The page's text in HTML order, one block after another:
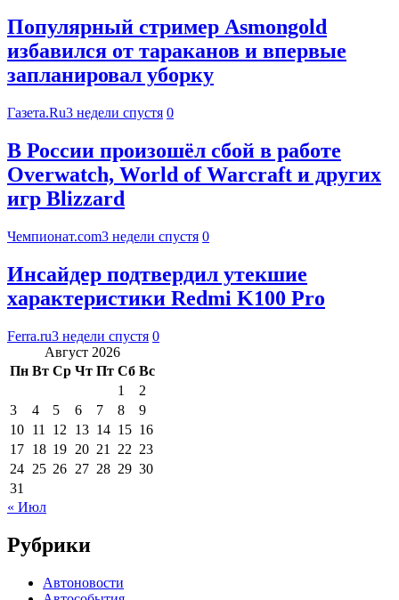
Популярный стример Asmongold
избавился от тараканов и впервые
запланировал уборку
Газета.Ru3 недели спустя 0
В России произошёл сбой в работе
Overwatch, World of Warcraft и других
игр Blizzard
Чемпионат.com3 недели спустя 0
Инсайдер подтвердил утекшие
характеристики Redmi K100 Pro
Ferra.ru3 недели спустя 0
Август 2026
Пн Вт Ср Чт Пт Сб Вс
1
2
3
4 5 6 7 8
9
10 11 12 13 14 15 16
17 18 19 20 21 22 23
24 25 26 27 28 29 30
31
« Июл
Рубрики
Автоновости